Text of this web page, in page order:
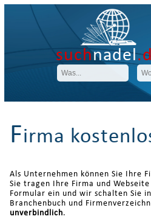
suchnadel
Firma
Als Unternehmen können Sie Ihre
Sie tragen Ihre Firma und
Formular ein und wir schalten Sie
Branchenbuch und
unverbindlich.